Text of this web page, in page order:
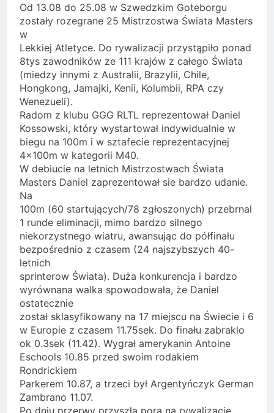
Od 13.08 do 25.08 w Szwedzkim Goteborgu
zostały rozegrane 25 Mistrzostwa Świata Masters
w
Lekkiej Atletyce. Do rywalizacji przystąpiło ponad
8tys zawodników ze 111 krajów z całego Świata
(miedzy innymi z Australii, Brazylii, Chile,
Hongkong, Jamajki, Kenii, Kolumbii, RPA czy
Wenezueli).
Radom z klubu GGG RLTL reprezentował Daniel
Kossowski, który wystartował indywidualnie w
biegu na 100m i w sztafecie reprezentacyjnej
4x100m w kategorii M40.
W debiucie na letnich Mistrzostwach Świata
Masters Daniel zaprezentował sie bardzo udanie.
Na
100m (60 startujących/78 zgłoszonych) przebrnal
1 runde eliminacji, mimo bardzo silnego
niekorzystnego wiatru, awansując do półfinału
bezpośrednio z czasem (24 najszybszych 40-
letnich
sprinterow Świata). Duża konkurencja i bardzo
wyrównana walka spowodowała, że Daniel
ostatecznie
został sklasyfikowany na 17 miejscu na Świecie i 6
w Europie z czasem 11.75sek. Do finału zabraklo
ok 0.3sek (11.42). Wygrał amerykanin Antoine
Eschools 10.85 przed swoim rodakiem
Rondrickiem
Parkerem 10.87, a trzeci był Argentyńczyk German
Zambrano 11.07.
Po dniu przerwy przyszła pora na rywalizację